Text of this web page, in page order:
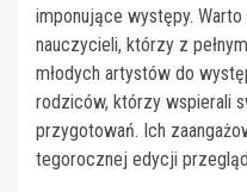
imponujące występy.
nauczycieli, którzy z
młodych artystów do
rodziców, którzy wspierali
przygotowań. Ich
tegorocznej edycji